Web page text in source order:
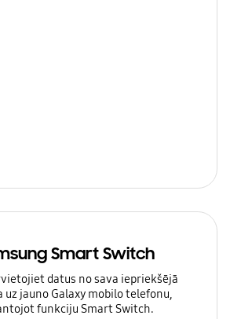
Smart Switch
datus no sava iepriekšējā
uz jauno Galaxy mobilo telefonu,
funkciju Smart Switch.